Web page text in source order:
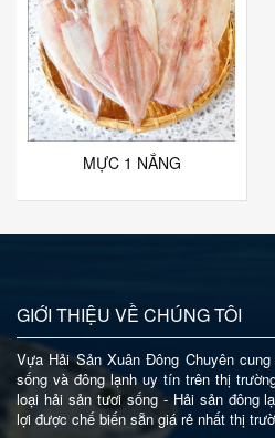
MỰC 1 NẮNG
GIỚI THIỆU VỀ CHÚNG TÔI
Vựa Hải Sản Xuân Đông Chuyên
sống và đông lạnh uy tín trên thị
loại hải sản tươi sống - Hải sản đông
lợi được chế biến sẵn giá rẻ nhất thị